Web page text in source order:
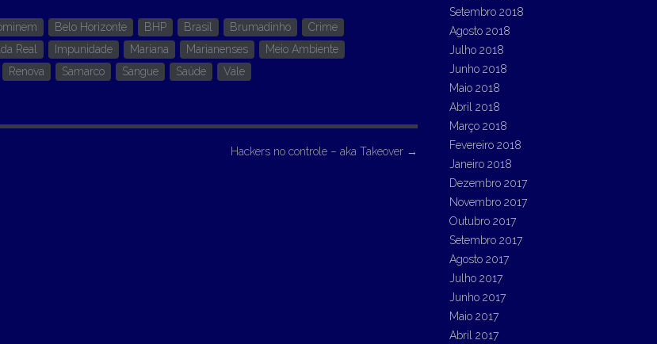
Belo Horizonte BHP Brasil Brumadinho
Crime
Real Impunidade Mariana Marianenses
Meio Ambiente
Renova Samarco Sangue Saúde Vale
Hackers no controle – aka Takeover →
Setembro 2018
Agosto 2018
Julho 2018
Junho 2018
Maio 2018
Abril 2018
Março 2018
Fevereiro 2018
Janeiro 2018
Dezembro 2017
Novembro 2017
Outubro 2017
Setembro 2017
Agosto 2017
Julho 2017
Junho 2017
Maio 2017
Abril 2017